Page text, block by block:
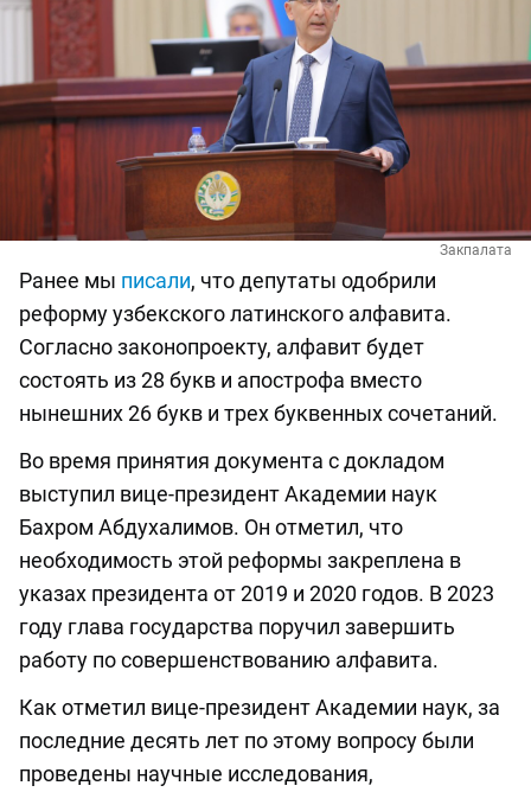
Закпалата
Ранее мы писали, что депутаты одобрили
реформу узбекского латинского алфавита.
Согласно законопроекту, алфавит будет
состоять из 28 букв и апострофа вместо
нынешних 26 букв и трех буквенных сочетаний.
Во время принятия документа с докладом
выступил вице-президент Академии наук
Бахром Абдухалимов. Он отметил, что
необходимость этой реформы закреплена в
указах президента от 2019 и 2020 годов. В 2023
году глава государства поручил завершить
работу по совершенствованию алфавита.
Как отметил вице-президент Академии наук, за
последние десять лет по этому вопросу были
проведены научные исследования,